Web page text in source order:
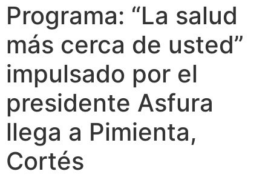
Programa: “La salud
más cerca de usted”
impulsado por el
presidente Asfura
llega a Pimienta,
Cortés